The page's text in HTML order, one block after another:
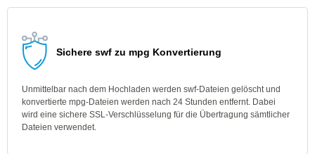
Sichere swf zu mpg Konvertierung
Unmittelbar nach dem Hochladen werden swf-Dateien gelöscht und
konvertierte mpg-Dateien werden nach 24 Stunden entfernt. Dabei
wird eine sichere SSL-Verschlüsselung für die Übertragung sämtlicher
Dateien verwendet.